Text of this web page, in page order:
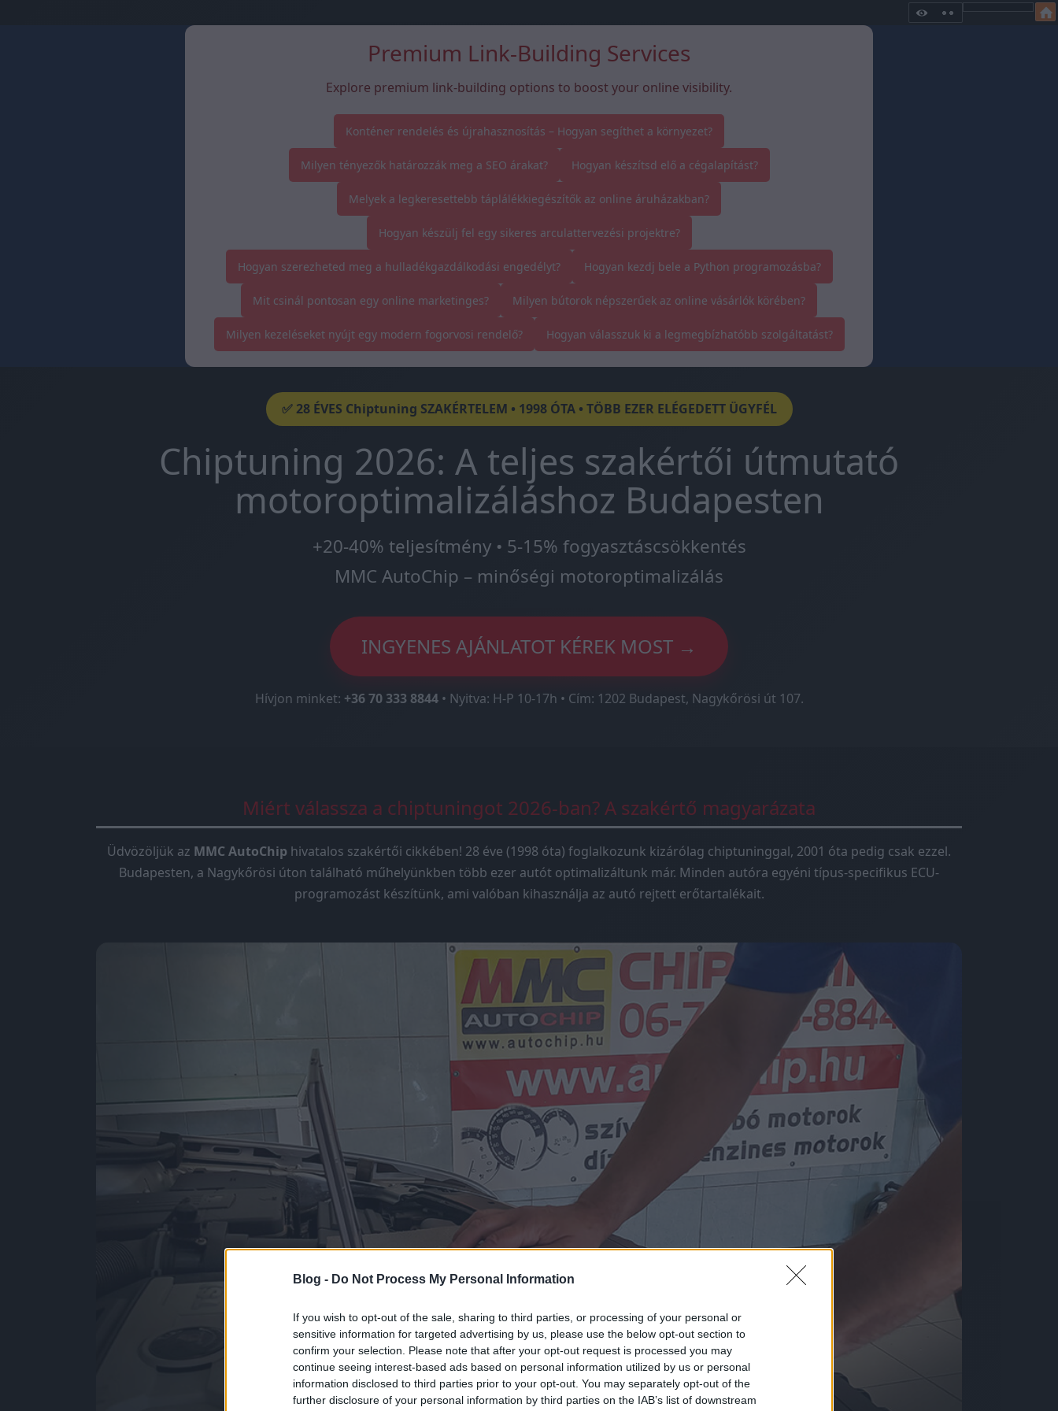
Blog - Do Not Process My Personal Information
If you wish to opt-out of the sale, sharing to third parties, or processing of your personal or
sensitive information for targeted advertising by us, please use the below opt-out section to
confirm your selection. Please note that after your opt-out request is processed you may
continue seeing interest-based ads based on personal information utilized by us or personal
information disclosed to third parties prior to your opt-out. You may separately opt-out of the
further disclosure of your personal information by third parties on the IAB’s list of downstream
Premium Link-Building Services
Explore premium link-building options to boost your online visibility.
Konténer rendelés és újrahasznosítás – Hogyan segíthet a környezet?
Milyen tényezők határozzák meg a SEO árakat? Hogyan készítsd elő a cégalapítást?
Melyek a legkeresettebb táplálékkiegészítők az online áruházakban?
Hogyan készülj fel egy sikeres arculattervezési projektre?
Hogyan szerezheted meg a hulladékgazdálkodási engedélyt? Hogyan kezdj bele a Python programozásba?
Mit csinál pontosan egy online marketinges? Milyen bútorok népszerűek az online vásárlók körében?
Milyen kezeléseket nyújt egy modern fogorvosi rendelő? Hogyan válasszuk ki a legmegbízhatóbb szolgáltatást?
✅ 28 ÉVES Chiptuning SZAKÉRTELEM • 1998 ÓTA • TÖBB EZER ELÉGEDETT ÜGYFÉL
Chiptuning 2026: A teljes szakértői útmutató
motoroptimalizáláshoz Budapesten
+20-40% teljesítmény • 5-15% fogyasztáscsökkentés
MMC AutoChip – minőségi motoroptimalizálás
INGYENES AJÁNLATOT KÉREK MOST →
Hívjon minket: +36 70 333 8844• Nyitva: H-P 10-17h • Cím: 1202 Budapest, Nagykőrösi út 107.
Miért válassza a chiptuningot 2026-ban? A szakértő magyarázata
Üdvözöljük az MMC AutoChip hivatalos szakértői cikkében! 28 éve (1998 óta) foglalkozunk kizárólag chiptuninggal, 2001 óta pedig csak ezzel.
Budapesten, a Nagykőrösi úton található műhelyünkben több ezer autót optimalizáltunk már. Minden autóra egyéni típus-specifikus ECU-
programozást készítünk, ami valóban kihasználja az autó rejtett erőtartalékait.